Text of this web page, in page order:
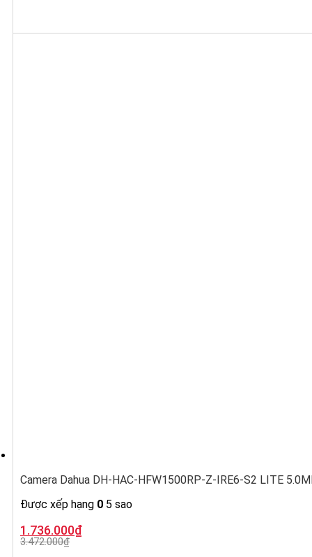
Camera Dahua DH-HAC-HFW1500RP-Z-IRE6-S2 LITE
Được xếp hạng 0 5 sao
3.472.000₫
Giá
gốc
là:
1.736.000₫
Giá
hiện
tại